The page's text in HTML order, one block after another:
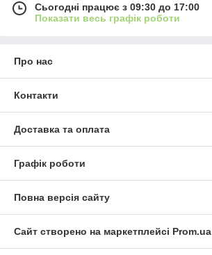
Сьогодні працює з 09:30 до 17:00
Показати весь графік роботи
Про нас
Контакти
Доставка та оплата
Графік роботи
Повна версія сайту
Сайт створено на маркетплейсі Prom.ua